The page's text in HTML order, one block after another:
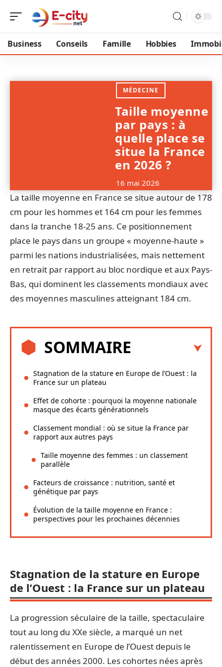
Business Conseils Famille Hobbies
MÉDECINE
Taille moyenne
par pays : à
quelle place se
situe la France
en 2026 ?
16 mai 2026
La taille moyenne en France se situe autour de 178
cm pour les hommes et 164 cm pour les femmes
dans la tranche 18-25 ans. Ce positionnement
place le pays dans un groupe « moyenne-haute »
parmi les nations industrialisées, mais nettement
en retrait par rapport au bloc nordique et aux Pays-
Bas, qui dominent les classements mondiaux avec
des moyennes masculines atteignant 184 cm.
SOMMAIRE
Stagnation de la stature en Europe de l’Ouest : la
France sur un plateau
Effet de cohorte : pourquoi la moyenne nationale
masque des écarts générationnels
Classement mondial : où se situe la France par
rapport aux autres pays
Taille moyenne des femmes : un classement
parallèle
Facteurs de croissance : nutrition, santé et
génétique par pays
Évolution de la taille moyenne en France :
perspectives pour les prochaines décennies
Stagnation de la stature en Europe
de l’Ouest : la France sur un plateau
La progression séculaire de la taille, spectaculaire
tout au long du XXe siècle, a marqué un net
ralentissement en Europe de l’Ouest depuis le
début des années 2000. Les cohortes nées après